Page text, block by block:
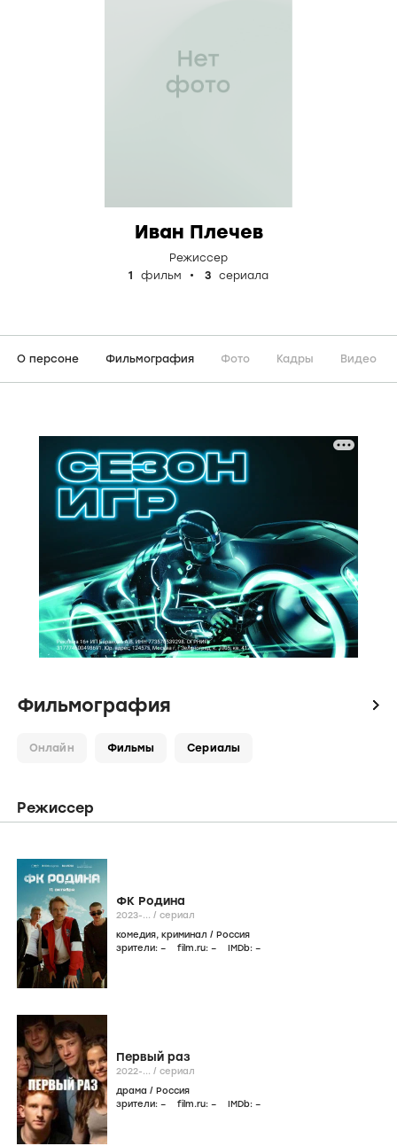
Иван Плечев
Режиссер
1
фильм 3 сериала
О персоне Фильмография Фото Кадры Видео
Фильмография icon
Онлайн Фильмы Сериалы
Режиссер
ФК Родина
2023-... / сериал
комедия, криминал / Россия
зрители: – film.ru: – IMDb: –
Первый раз
2022-... / сериал
драма / Россия
зрители: – film.ru: – IMDb: –